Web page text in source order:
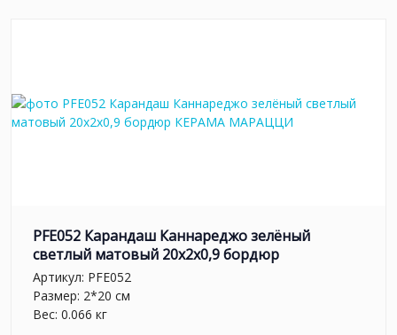
PFE052 Карандаш Каннареджо зелёный
светлый матовый 20x2x0,9 бордюр
Артикул: PFE052
Размер: 2*20 см
Вес: 0.066 кг